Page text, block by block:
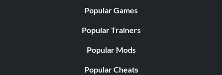
Popular Games
Popular Trainers
Popular Mods
Popular Cheats